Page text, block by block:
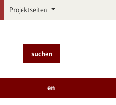
Projektseiten
suchen
en